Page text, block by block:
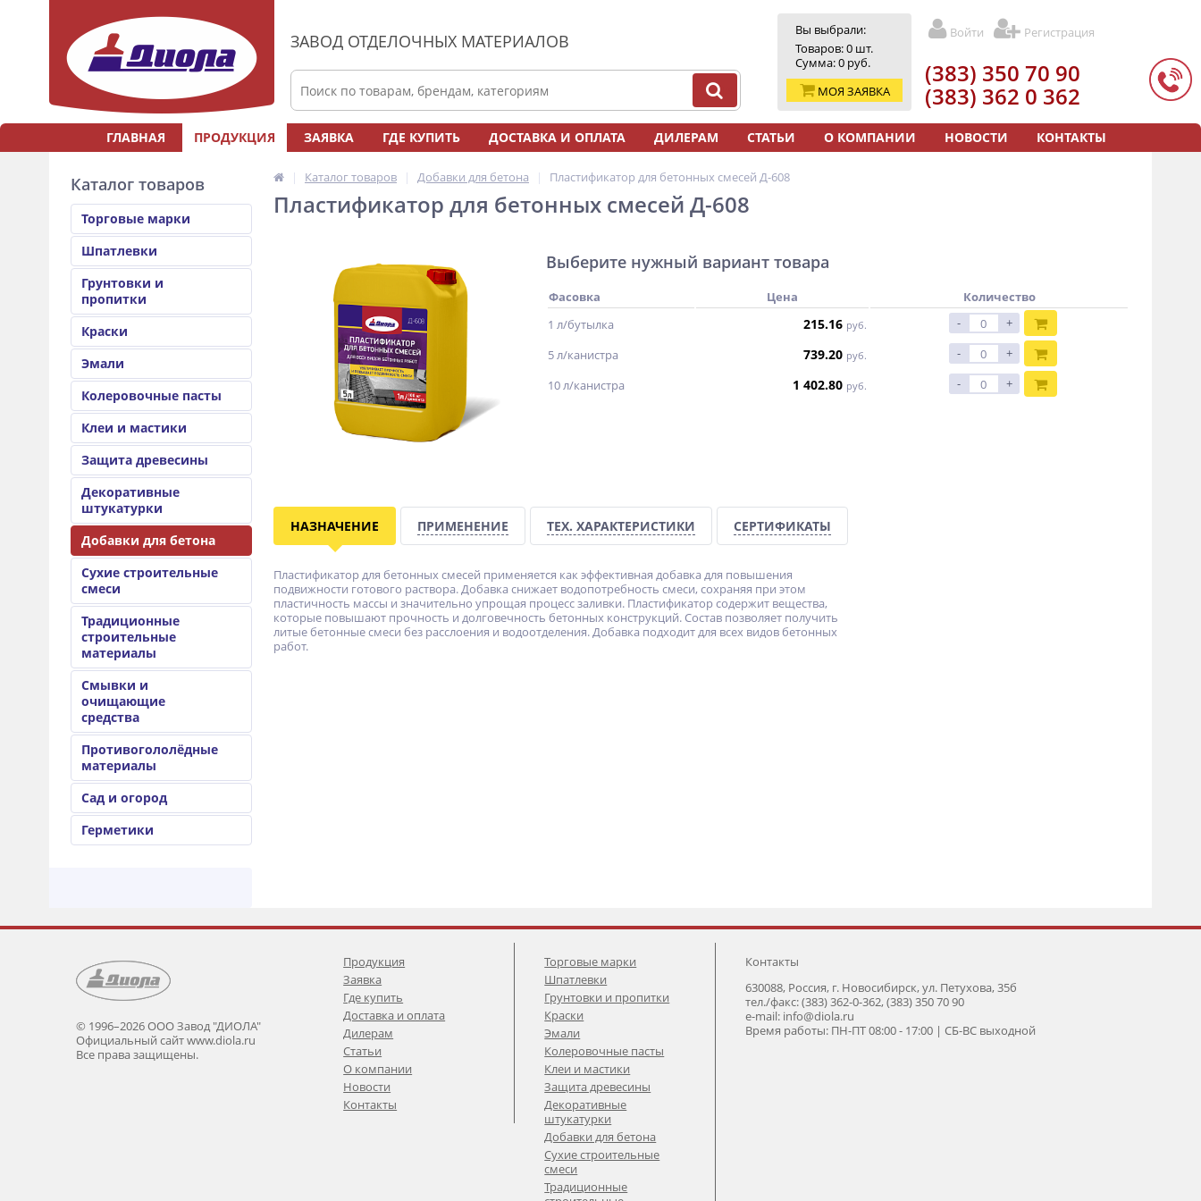
ЗАВОД ОТДЕЛОЧНЫХ МАТЕРИАЛОВ
Вы выбрали:
Товаров:0 шт.
Сумма:0 руб.
МОЯ ЗАЯВКА
Войти Регистрация
(383) 350 70 90
(383) 362 0 362
ГЛАВНАЯ ПРОДУКЦИЯ ЗАЯВКА ГДЕ КУПИТЬ ДОСТАВКА И ОПЛАТА ДИЛЕРАМ СТАТЬИ О КОМПАНИИ НОВОСТИ КОНТАКТЫ
Каталог товаров
Торговые марки
Шпатлевки
Грунтовки и
пропитки
Краски
Эмали
Колеровочные пасты
Клеи и мастики
Защита древесины
Декоративные
штукатурки
Добавки для бетона
Сухие строительные
смеси
Традиционные
строительные
материалы
Смывки и
очищающие
средства
Противогололёдные
материалы
Сад и огород
Герметики
Каталог товаров Добавки для бетона Пластификатор для бетонных смесей Д-608
Пластификатор для бетонных смесей Д-608
Выберите нужный вариант товара
Фасовка Цена
Количество
1 л/бутылка
215.16 руб. -
+
5 л/канистра
739.20 руб. -
+
10 л/канистра
1 402.80 руб. - +
НАЗНАЧЕНИЕ ПРИМЕНЕНИЕ ТЕХ. ХАРАКТЕРИСТИКИ СЕРТИФИКАТЫ
Пластификатор для бетонных смесей применяется как эффективная добавка для повышения
подвижности готового раствора. Добавка снижает водопотребность смеси, сохраняя при этом
пластичность массы и значительно упрощая процесс заливки. Пластификатор содержит вещества,
которые повышают прочность и долговечность бетонных конструкций. Состав позволяет получить
литые бетонные смеси без расслоения и водоотделения. Добавка подходит для всех видов бетонных
работ.
© 1996–2026 ООО Завод "ДИОЛА"
Официальный сайт www.diola.ru
Все права защищены.
Продукция
Заявка
Где купить
Доставка и оплата
Дилерам
Статьи
О компании
Новости
Контакты
Торговые марки
Шпатлевки
Грунтовки и пропитки
Краски
Эмали
Колеровочные пасты
Клеи и мастики
Защита древесины
Декоративные
штукатурки
Добавки для бетона
Сухие строительные
смеси
Традиционные
Контакты
630088, Россия, г. Новосибирск, ул. Петухова, 35б
тел./факс: (383) 362-0-362, (383) 350 70 90
e-mail: info@diola.ru
Время работы: ПН-ПТ 08:00 - 17:00 | СБ-ВС выходной